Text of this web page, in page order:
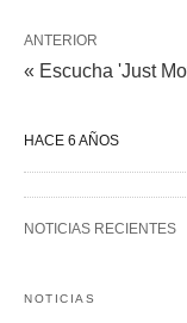
ANTERIOR
« Escucha 'Just
HACE 6 AÑOS
NOTICIAS RECIENTES
NOTICIAS